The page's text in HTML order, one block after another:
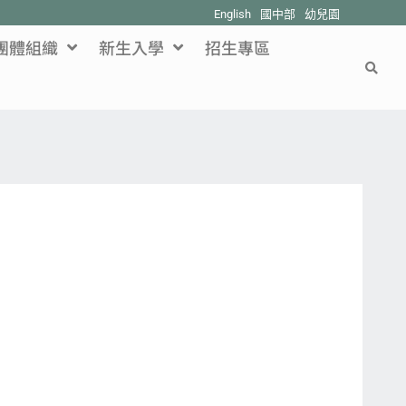
English 國中部 幼兒園
體組織 新生入學 招生專區